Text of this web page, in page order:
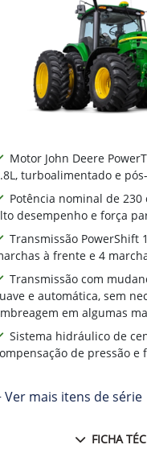
Motor John Deere
turboalimentado e
Potência nominal de
desempenho e força
Transmissão PowerShift
à frente e 4
Transmissão com
e automática, sem
em algumas
Sistema hidráulico de
de pressão e
Ver mais itens de série
FICHA